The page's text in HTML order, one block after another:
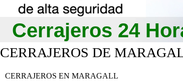
Cerrajeros 24
CERRAJEROS DE
CERRAJEROS EN MARAGALL